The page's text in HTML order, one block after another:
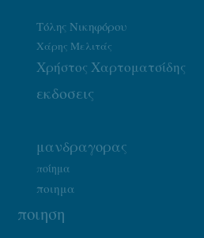
Τόλης Νικηφόρου
Χάρης Μελιτάς
Χρήστος Χαρτοματσίδης
εκδοσεις
μανδραγορας
ποίημα
ποιημα
ποιηση